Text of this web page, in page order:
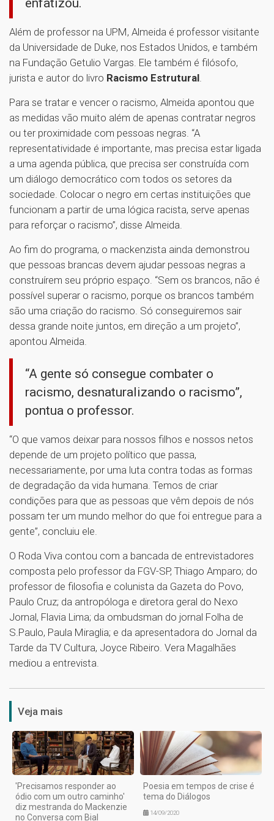
Além de professor na UPM, Almeida é professor visitante
da Universidade de Duke, nos Estados Unidos, e também
na Fundação Getulio Vargas. Ele também é filósofo,
jurista e autor do livro Racismo Estrutural
Para se tratar e vencer o racismo, Almeida apontou que
as medidas vão muito além de apenas contratar negros
ou ter proximidade com pessoas negras. “A
representatividade é importante, mas precisa estar ligada
a uma agenda pública, que precisa ser construída com
um diálogo democrático com todos os setores da
sociedade. Colocar o negro em certas instituições que
funcionam a partir de uma lógica racista, serve apenas
para reforçar o racismo”, disse Almeida.
Ao fim do programa, o mackenzista ainda demonstrou
que pessoas brancas devem ajudar pessoas negras a
construírem seu próprio espaço. “Sem os brancos, não é
possível superar o racismo, porque os brancos também
são uma criação do racismo. Só conseguiremos sair
dessa grande noite juntos, em direção a um projeto”,
apontou Almeida.
“A gente só consegue combater o
racismo, desnaturalizando o racismo”,
pontua o professor.
“O que vamos deixar para nossos filhos e nossos netos
depende de um projeto político que passa,
necessariamente, por uma luta contra todas as formas
de degradação da vida humana. Temos de criar
condições para que as pessoas que vêm depois de nós
possam ter um mundo melhor do que foi entregue para a
gente”, concluiu ele.
O Roda Viva contou com a bancada de entrevistadores
composta pelo professor da FGV-SP, Thiago Amparo; do
professor de filosofia e colunista da Gazeta do Povo,
Paulo Cruz; da antropóloga e diretora geral do Nexo
Jornal, Flavia Lima; da ombudsman do jornal Folha de
S.Paulo, Paula Miraglia; e da apresentadora do Jornal da
Tarde da TV Cultura, Joyce Ribeiro. Vera Magalhães
mediou a entrevista.
Veja mais
'Precisamos responder ao
ódio com um outro caminho'
diz mestranda do Mackenzie
no Conversa com Bial
Poesia em tempos de crise é
tema do Diálogos
14/09/2020